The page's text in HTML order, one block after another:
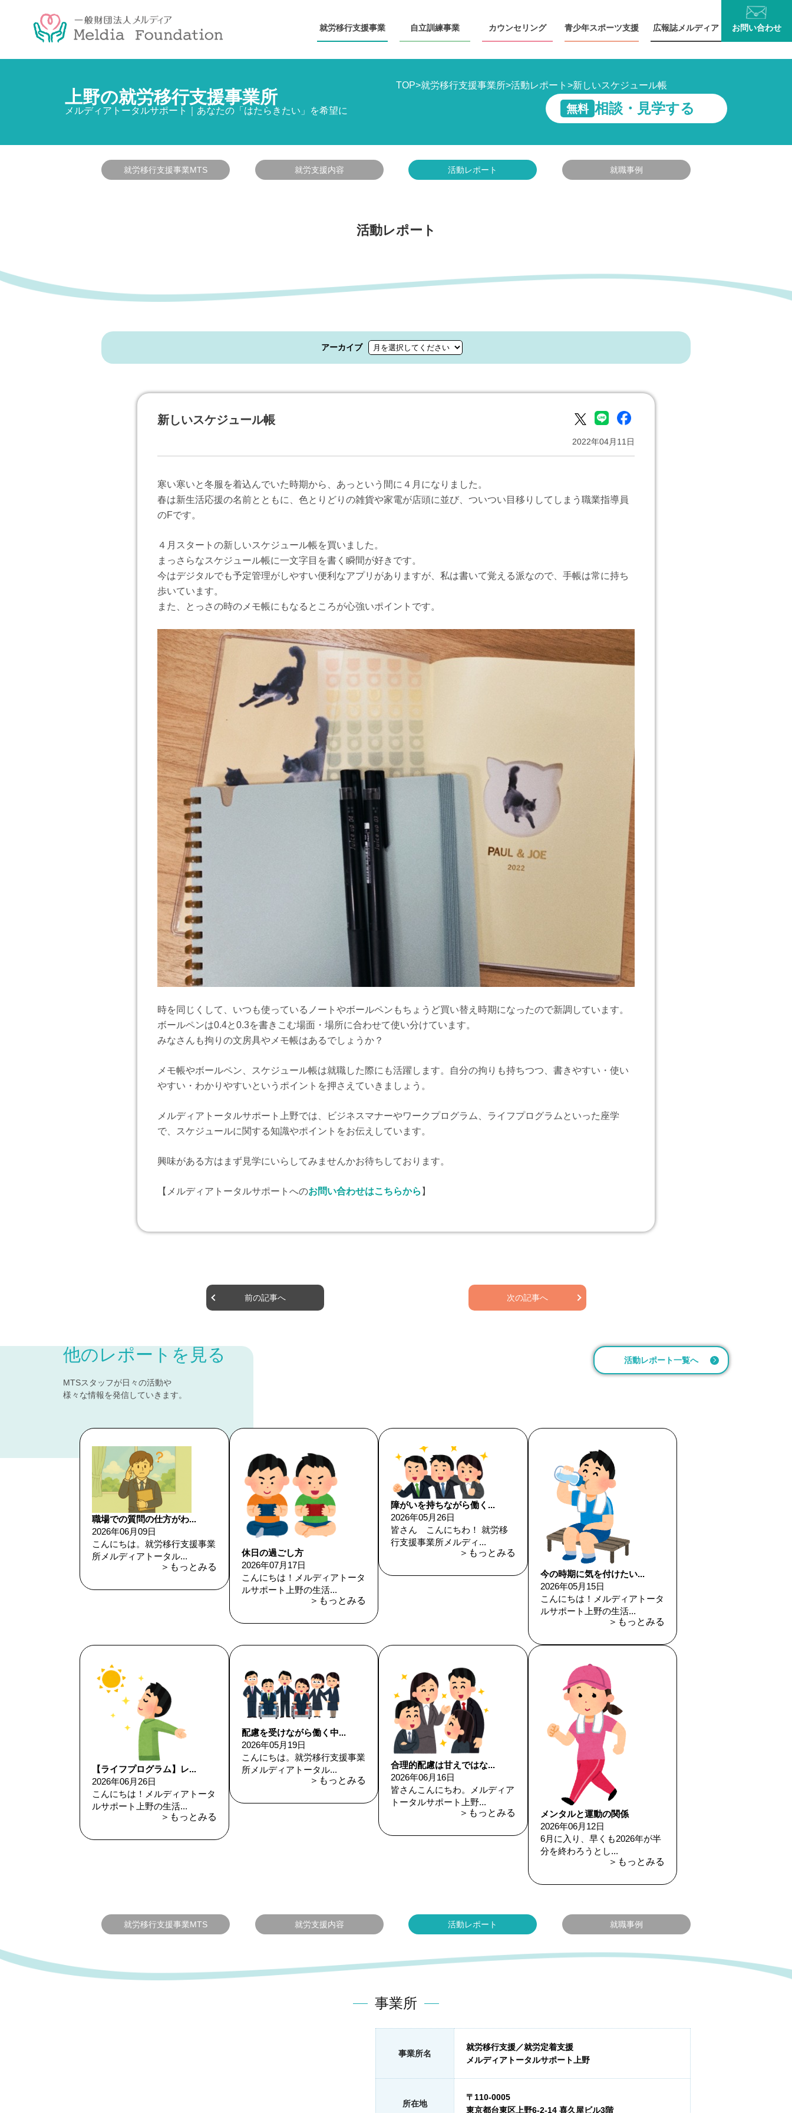
就労移行支援事業 自立訓練事業 カウンセ リング 青少年スポーツ支援 広報誌メルディア お問い合わせ
上野の就労移行支援事業所
メルディアトータルサポート｜あなたの「はたらきたい」を希望に
TOP>就労移行支援事業所>活動レポート >新しいスケジュール帳
無料 相談・見学する
就労移行支援事業MTS 就労支援内容 活動レポート 就職事例
活動レポート
アーカイブ
新しいスケジュール帳
2022年04月11日
寒い寒いと冬服を着込んでいた時期から、あっという間に４月になりました。
春は新生活応援の名前とともに、色とりどりの雑貨や家電が店頭に並び、ついつい目移りしてしまう職業指導員
のFです。
４月スタートの新しいスケジュール帳を買いました。
まっさらなスケジュール帳に一文字目を書く瞬間が好きです。
今はデジタルでも予定管理がしやすい便利なアプリがありますが、私は書いて覚える派なので、手帳は常に持ち
歩いています。
また、とっさの時のメモ帳にもなるところが心強いポイントです。
時を同じくして、いつも使っているノートやボールペンもちょうど買い替え時期になったので新調しています。
ボールペンは0.4と0.3を書きこむ場面・場所に合わせて使い分けています。
みなさんも拘りの文房具やメモ帳はあるでしょうか？
メモ帳やボールペン、スケジュール帳は就職した際にも活躍します。自分の拘りも持ちつつ、書きやすい・使い
やすい・わかりやすいというポイントを押さえていきましょう。
メルディアトータルサポート上野では、ビジネスマナーやワークプログラム、ライフプログラムといった座学
で、スケジュールに関する知識やポイントをお伝えしています。
興味がある方はまず見学にいらしてみませんかお待ちしております。
【メルディアトータルサポートへのお問い合わせはこちらから 】
前の記事へ 次の記事へ
他のレポートを見る
MTSスタッフが日々の活動や
様々な情報を発信していきます。
活動レポート一覧へ
職場での質問の仕方がわ...
2026年06月09日
こんにちは。就労移行支援事業
所メルディアトータル...
＞もっとみる
休日の過ごし方
2026年07月17日
こんにちは！メルディアトータ
ルサポート上野の生活...
＞もっとみる
障がいを持ちながら働く...
2026年05月26日
皆さん こんにちわ！ 就労移
行支援事業所メルディ...
＞もっとみる
今の時期に気を付けたい...
2026年05月15日
こんにちは！メルディアトータ
ルサポート上野の生活...
＞もっとみる
【ライフプログラム】レ...
2026年06月26日
こんにちは！メルディアトータ
ルサポート上野の生活...
＞もっとみる
配慮を受けながら働く中...
2026年05月19日
こんにちは。就労移行支援事業
所メルディアトータル...
＞もっとみる
合理的配慮は甘えではな...
2026年06月16日
皆さんこんにちわ。メルディア
トータルサポート上野...
＞もっとみる
メンタルと運動の関係
2026年06月12日
6月に入り、早くも2026年が半
分を終わろうとし...
＞もっとみる
就労移行支援事業MTS 就労支援内容 活動レポート 就職事例
事業所
事業所名
就労移行支援／就労定着支援
メルディアトータルサポート上野
所在地
〒110-0005
東京都台東区上野6-2-14 喜久屋ビル3階